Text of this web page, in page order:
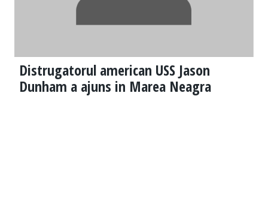
Distrugatorul american USS Jason
Dunham a ajuns in Marea Neagra